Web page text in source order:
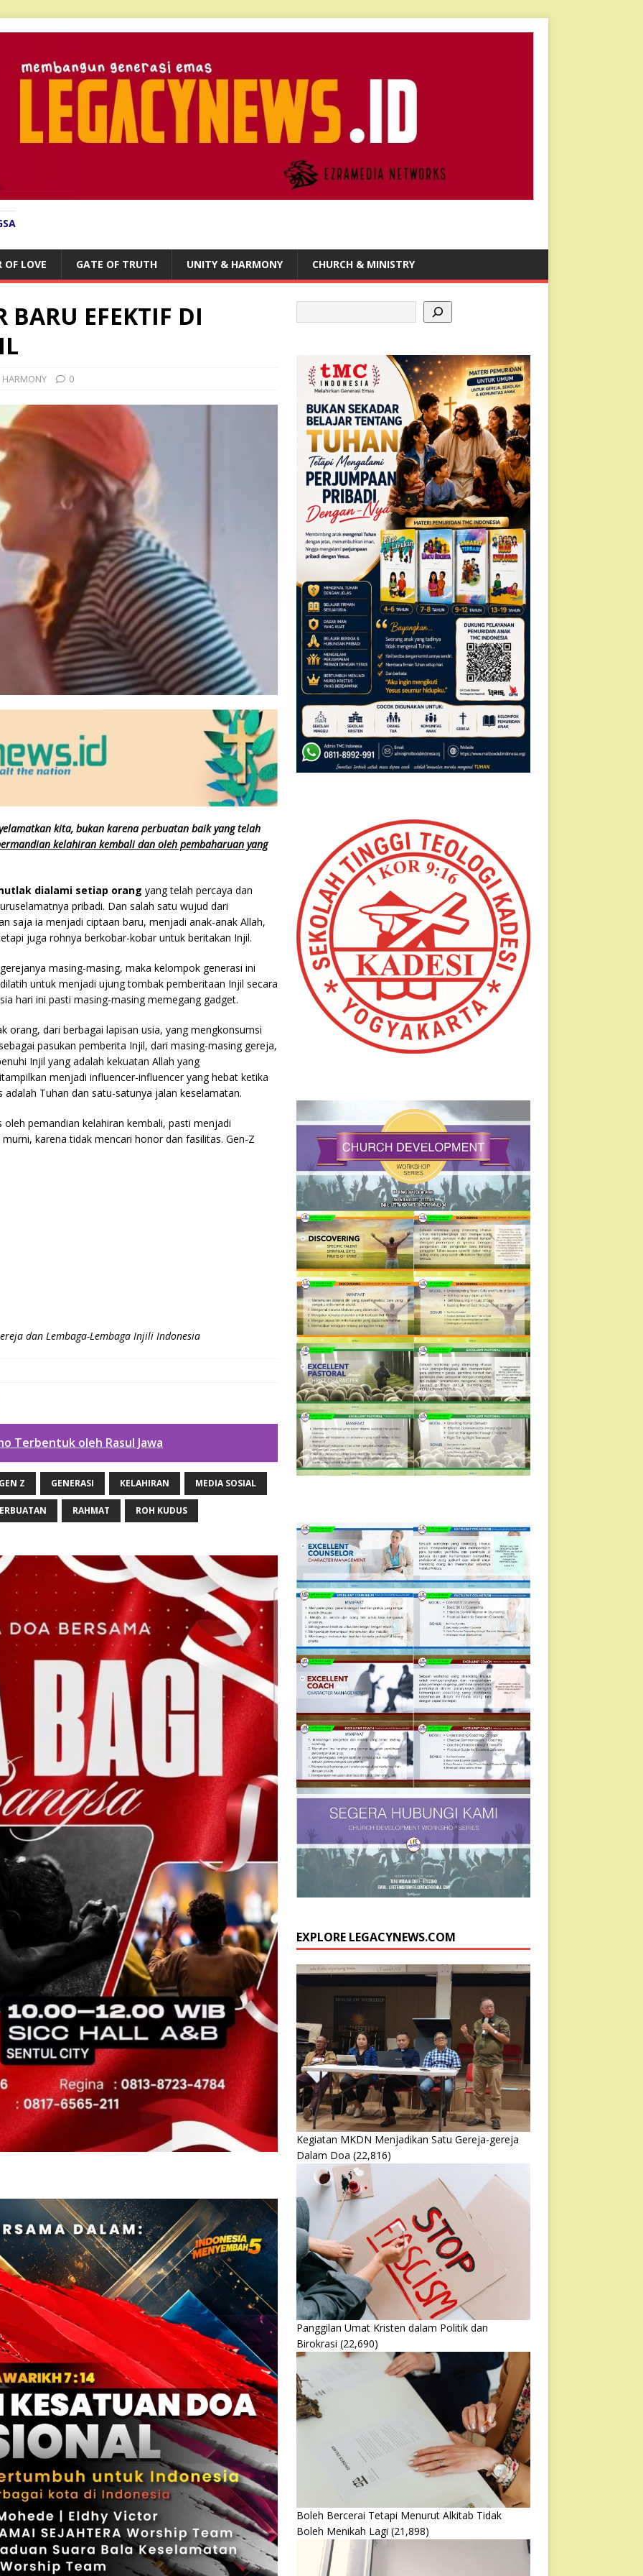
OF LOVE GATE OF TRUTH UNITY & HARMONY CHURCH & MINISTRY
BARU EFEKTIF DI
HARMONY 0
kita, bukan karena perbuatan baik yang telah
kelahiran kembali dan oleh pembaharuan yang
dialami setiap orang yang telah percaya dan
pribadi. Dan salah satu wujud dari
saja ia menjadi ciptaan baru, menjadi anak-anak Allah,
juga rohnya berkobar-kobar untuk beritakan Injil.
masing-masing, maka kelompok generasi ini
untuk menjadi ujung tombak pemberitaan Injil secara
hari ini pasti masing-masing memegang gadget.
orang, dari berbagai lapisan usia, yang mengkonsumsi
pasukan pemberita Injil, dari masing-masing gereja,
Injil yang adalah kekuatan Allah yang
menjadi influencer-influencer yang hebat ketika
Tuhan dan satu-satunya jalan keselamatan.
pemandian kelahiran kembali, pasti menjadi
karena tidak mencari honor dan fasilitas. Gen-Z
dan Lembaga-Lembaga Injili Indonesia
Terbentuk oleh Rasul Jawa
GEN Z GENERASI KELAHIRAN MEDIA SOSIAL
RAHMAT ROH KUDUS
EXPLORE LEGACYNEWS.COM
Kegiatan MKDN Menjadikan Satu Gereja-gereja
Dalam Doa (22,816)
Panggilan Umat Kristen dalam Politik dan
Birokrasi (22,690)
Boleh Bercerai Tetapi Menurut Alkitab Tidak
Boleh Menikah Lagi (21,898)